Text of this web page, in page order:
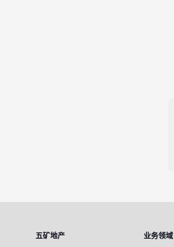
五矿地产 业务领域